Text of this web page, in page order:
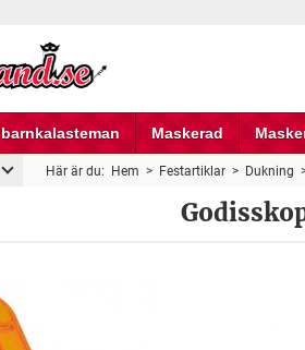
Maskerad
Här är du: Hem > Festartiklar > Dukning